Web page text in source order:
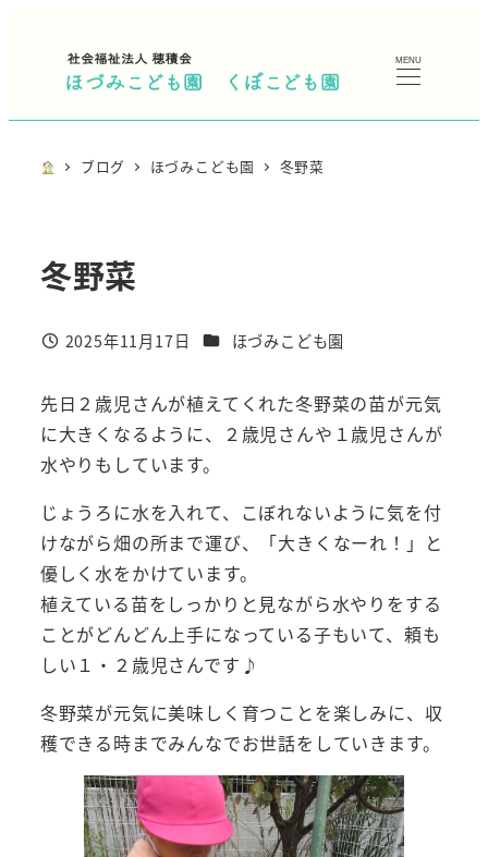
コ
MENU
ブログ ほづみこども園 冬野菜
冬野菜
投稿日
2025年11月17日 カテゴリー
ほづみこども園
先日２歳児さんが植えてくれた冬野菜の苗が元気
に大きくなるように、２歳児さんや１歳児さんが
水やりもしています。
じょうろに水を入れて、こぼれないように気を付
けながら畑の所まで運び、「大きくなーれ！」と
優しく水をかけています。
植えている苗をしっかりと見ながら水やりをする
ことがどんどん上手になっている子もいて、頼も
しい１・２歳児さんです♪
冬野菜が元気に美味しく育つことを楽しみに、収
穫できる時までみんなでお世話をしていきます。